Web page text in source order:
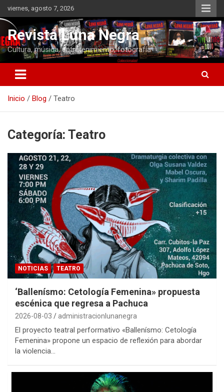
Saltar
al
contenido
viernes, agosto 7, 2026
Revista Luna Negra
Cultura, música, entretenimiento, fotografía
Inicio Blog Teatro
Categoría: Teatro
NOTICIAS TEATRO
‘Ballenísmo: Cetología Femenina» propuesta
escénica que regresa a Pachuca
2026-08-03 administracionlunanegra
El proyecto teatral performativo «Ballenísmo: Cetología
Femenina» propone un espacio de reflexión para abordar
la violencia…